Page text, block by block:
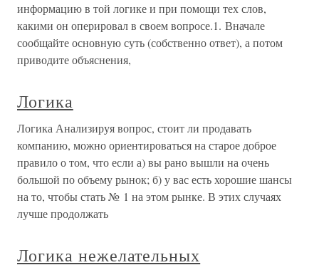
информацию в той логике и при помощи тех слов,
какими он оперировал в своем вопросе.1. Вначале
сообщайте основную суть (собственно ответ), а потом
приводите объяснения,
Логика
Логика Анализируя вопрос, стоит ли продавать
компанию, можно ориентироваться на старое доброе
правило о том, что если а) вы рано вышли на очень
большой по объему рынок; б) у вас есть хорошие шансы
на то, чтобы стать № 1 на этом рынке. В этих случаях
лучше продолжать
Логика нежелательных